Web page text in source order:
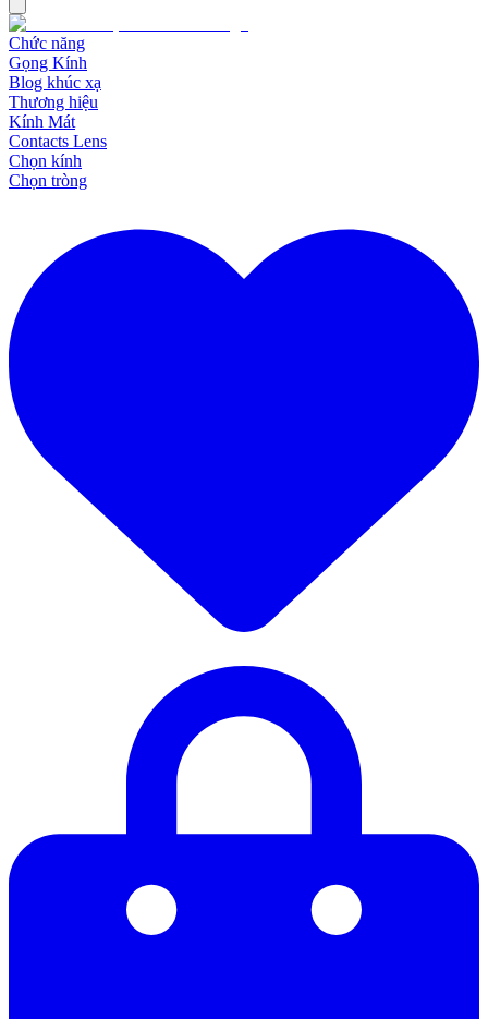
Chức năng
Gọng Kính
Blog khúc xạ
Thương hiệu
Kính Mát
Contacts Lens
Chọn kính
Chọn tròng